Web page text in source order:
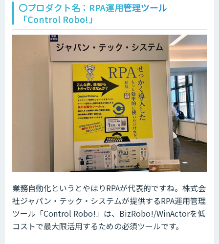
〇プロダクト名：RPA運用管理ツール
「Control Robo!」
業務自動化というとやはりRPAが代表的ですね。株式会
社ジャパン・テック・システムが提供するRPA運用管理
ツール「Control Robo!」は、BizRobo!/WinActorを低
コストで最大限活用するための必須ツールです。